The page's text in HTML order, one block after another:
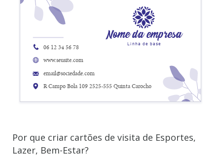
R Campo Bola 109 2525-555 Quinta Carocho
www.seusite.com
email@sociedade.com
06 12 34 56 78
Nome da empresa
Linha de base
Por que criar cartões de visita de Esportes,
Lazer, Bem-Estar?